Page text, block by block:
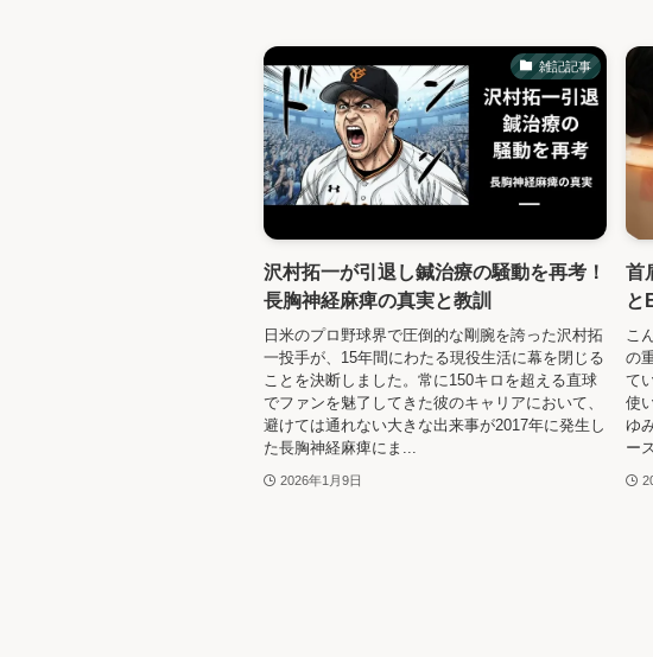
雑記記事
沢村拓一が引退し鍼治療の騒動を再考！
長胸神経麻痺の真実と教訓
日米のプロ野球界で圧倒的な剛腕を誇った沢村拓
一投手が、15年間にわたる現役生活に幕を閉じる
ことを決断しました。常に150キロを超える直球
でファンを魅了してきた彼のキャリアにおいて、
避けては通れない大きな出来事が2017年に発生し
た長胸神経麻痺にま...
2026年1月9日
首
と
こ
の
て
使
ゆ
ー